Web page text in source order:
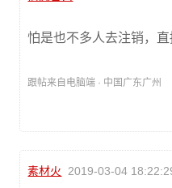
怕是也不多人去注销，直
跟帖来自电脑端 · 中国广东广州
素材火 2019-03-04